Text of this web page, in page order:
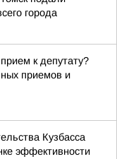
города
к депутату?
приемов и
Кузбасса
эффективности